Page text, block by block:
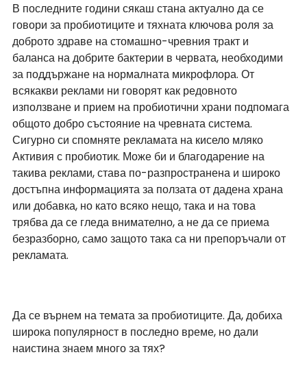
В последните години сякаш стана актуално да се
говори за пробиотиците и тяхната ключова роля за
доброто здраве на стомашно-чревния тракт и
баланса на добрите бактерии в червата, необходими
за поддържане на нормалната микрофлора. От
всякакви реклами ни говорят как редовното
използване и прием на пробиотични храни подпомага
общото добро състояние на чревната система.
Сигурно си спомняте рекламата на кисело мляко
Активия с пробиотик. Може би и благодарение на
такива реклами, става по-разпространена и широко
достъпна информацията за ползата от дадена храна
или добавка, но като всяко нещо, така и на това
трябва да се гледа внимателно, а не да се приема
безразборно, само защото така са ни препоръчали от
рекламата.
Да се върнем на темата за пробиотиците. Да, добиха
широка популярност в последно време, но дали
наистина знаем много за тях?